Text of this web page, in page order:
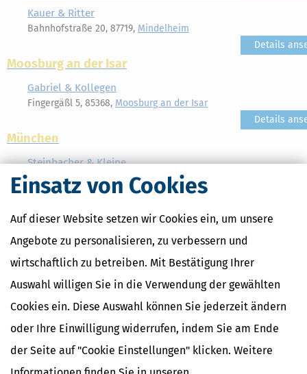
Einsatz von Cookies
Auf dieser Website setzen wir Cookies ein, um unsere
Angebote zu personalisieren, zu verbessern und
wirtschaftlich zu betreiben. Mit Bestätigung Ihrer
Auswahl willigen Sie in die Verwendung der gewählten
Cookies ein. Diese Auswahl können Sie jederzeit ändern
oder Ihre Einwilligung widerrufen, indem Sie am Ende
der Seite auf "Cookie Einstellungen" klicken. Weitere
Kauer & Ritter
Bahnhofstraße 20, 87719, Mindelheim
Details
Moosburg an der Isar
Gabriel & Kollegen
Fingergäßl 5, 85368, Moosburg an der Isar
Details
München
Steinbacher & Kleine
Menzinger Straße 66, 80992,
München
Hiebeler-Hasner, Keller & Partner
Romanstr. 38, 80639,München
Opitsch & Heinisch GdbR
Hildegardstraße 2, 80539,München
Details
Honert, Funke, Maute, Neumayer
Theatiner Straße 8, 80333,München